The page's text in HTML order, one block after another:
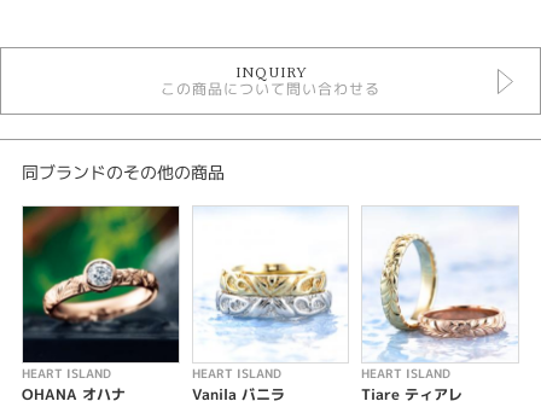
ハートアイランド
す。素材・幅・彫り模様を自由にカスタムして製作できます。(デザインに
より異なります。)素材の変更をすることで1色のシンプルなデザインや2色
のおしゃれなデザインに仕上げることも可能です。
【マテリアル：素材】素材はシルバー系でしたらPt900プラチナ・ホワイト
ゴールドなど。K18・K10など金も配合を変更してお作りができます。金の
色味はピンクゴールド・イエローゴールドなど。
上記は彫りパターンのサンプルイメージです。お好みのボリュームで製作が
可能で、単色のシングルタイプは3.0mm/5.0mm/7.0mmの幅でお選びいただ
INQUIRY
この商品について問い合わせる
同ブランドのその他の商品
HEART ISLAND
OHANA オハナ
HEART ISLAND
Vanila バニラ
HEART ISLAND
Tiare ティアレ